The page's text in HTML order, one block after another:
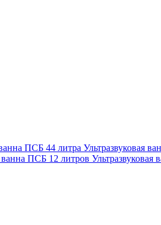
ПСБ 44 литра Ультразвуковая
ванна ПСБ 12 литров